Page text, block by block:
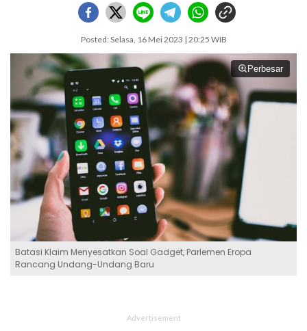
Posted: Selasa, 16 Mei 2023 | 20:25 WIB
Perbesar
Batasi Klaim Menyesatkan Soal Gadget, Parlemen Eropa
Rancang Undang-Undang Baru